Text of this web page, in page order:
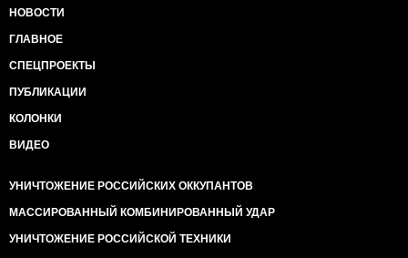
НОВОСТИ
ГЛАВНОЕ
СПЕЦПРОЕКТЫ
ПУБЛИКАЦИИ
КОЛОНКИ
ВИДЕО
УНИЧТОЖЕНИЕ РОССИЙСКИХ ОККУПАНТОВ
МАССИРОВАННЫЙ КОМБИНИРОВАННЫЙ УДАР
УНИЧТОЖЕНИЕ РОССИЙСКОЙ ТЕХНИКИ